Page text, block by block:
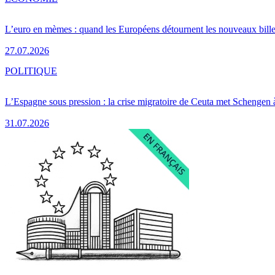
L’euro en mèmes : quand les Européens détournent les nouveaux
27.07.2026
L’Espagne sous pression : la crise migratoire de Ceuta met Schengen
31.07.2026
POLITIQUE